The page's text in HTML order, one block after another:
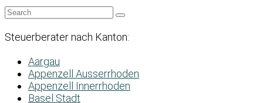
Steuerberater nach Kanton:
Aargau
Appenzell Ausserrhoden
Appenzell Innerrhoden
Basel Stadt